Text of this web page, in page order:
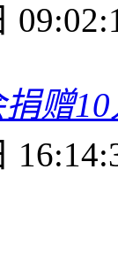
赠